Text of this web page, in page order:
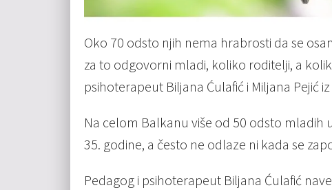
Oko 70 odsto njih nema hrabrosti da se
za to odgovorni mladi, koliko roditelji, a
psihoterapeut Biljana Ćulafić i Miljana Pejić
Na celom Balkanu više od 50 odsto
35. godine, a često ne odlaze ni kada se
Pedagog i psihoterapeut Biljana Ćulafić